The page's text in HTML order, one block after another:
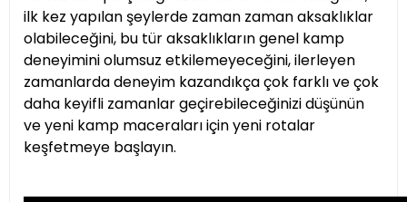
ilk kez yapılan şeylerde zaman zaman aksaklıklar
olabileceğini, bu tür aksaklıkların genel kamp
deneyimini olumsuz etkilemeyeceğini, ilerleyen
zamanlarda deneyim kazandıkça çok farklı ve çok
daha keyifli zamanlar geçirebileceğinizi düşünün
ve yeni kamp maceraları için yeni rotalar
keşfetmeye başlayın.